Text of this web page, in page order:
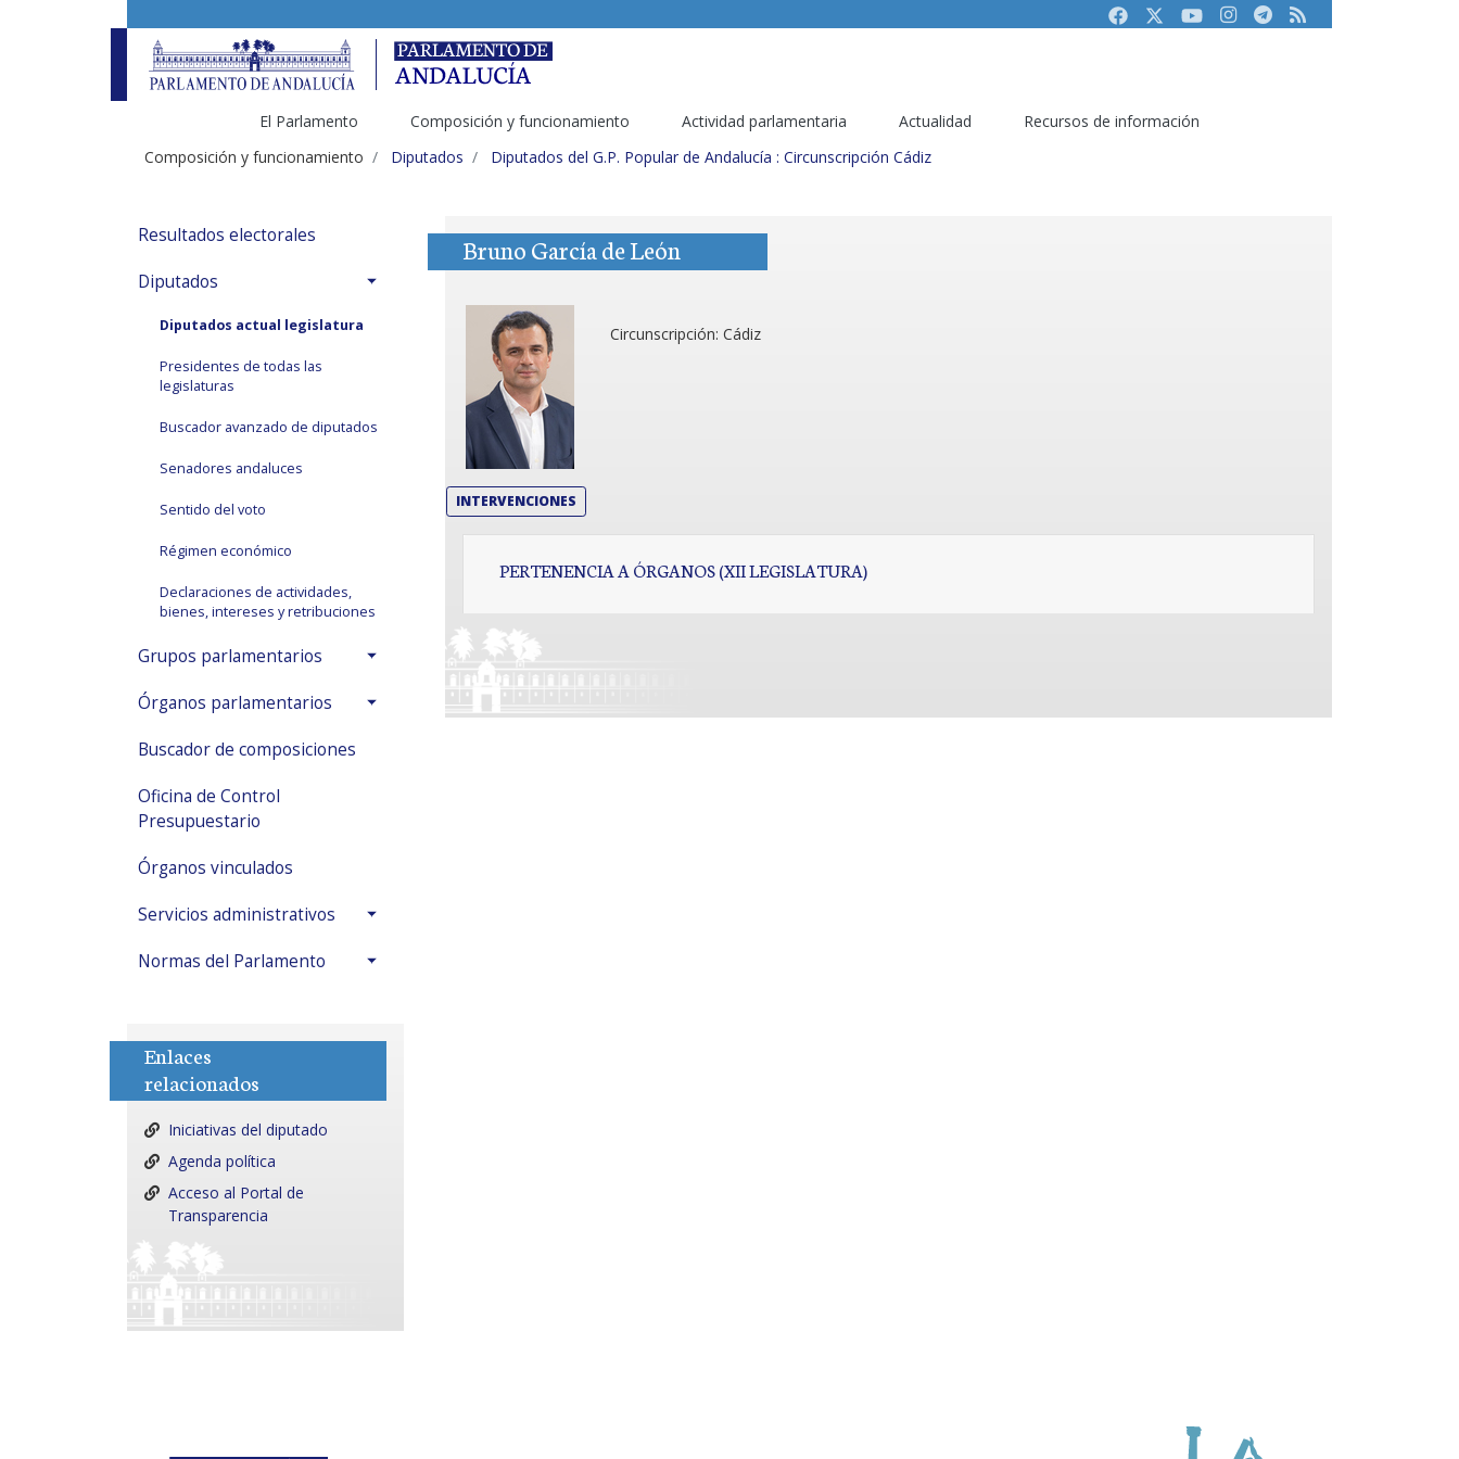
FacebookTwitterYoutubeInstagram
Telegram
RSS
El Parlamento Composición y funcionamiento Actividad parlamentaria Actualidad
Recursos de información
Composición y funcionamiento
Diputados Diputados del G.P. Popular de Andalucía : Circunscripción Cádiz
Resultados electorales
Diputados
Diputados actual legislatura
Presidentes de todas las
legislaturas
Buscador avanzado de diputados
Senadores andaluces
Sentido del voto
Régimen económico
Declaraciones de actividades,
bienes, intereses y retribuciones
Grupos parlamentarios
Órganos parlamentarios
Buscador de composiciones
Oficina de Control
Presupuestario
Órganos vinculados
Servicios administrativos
Normas del Parlamento
Enlaces
relacionados
Iniciativas del diputado
Agenda política
Acceso al Portal de
Transparencia
Bruno García de León
Circunscripción: Cádiz
INTERVENCIONES
PERTENENCIA A ÓRGANOS (XII LEGISLATURA)